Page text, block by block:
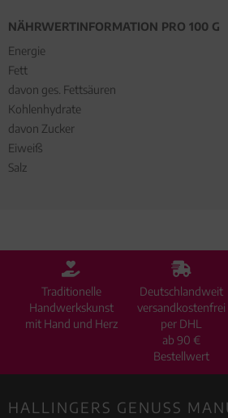
NÄHRWERTINFORMATION PRO 100 G
Energie
Fett
davon ges. Fettsäuren
Kohlenhydrate
davon Zucker
Eiweiß
Salz
Traditionelle
Handwerkskunst
mit Hand und Herz
Deutschlandweit
versandkostenfrei
per DHL
ab 90 €
Bestellwert
HALLINGERS GENUSS